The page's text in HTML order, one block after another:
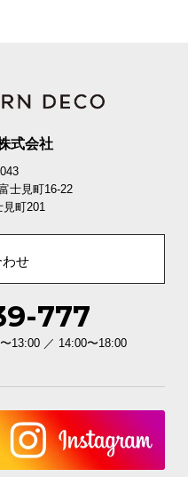
式会社
士見町16-22
見町201
わせ
777
13:00 ／ 14:00〜18:00